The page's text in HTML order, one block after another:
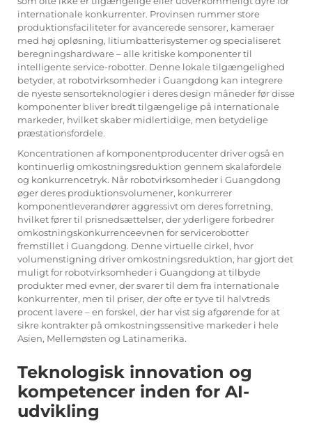
internationale konkurrenter. Provinsen rummer store
produktionsfaciliteter for avancerede sensorer, kameraer
med høj opløsning, litiumbatterisystemer og specialiseret
beregningshardware – alle kritiske komponenter til
intelligente service-robotter. Denne lokale tilgængelighed
betyder, at robotvirksomheder i Guangdong kan integrere
de nyeste sensorteknologier i deres design måneder før disse
komponenter bliver bredt tilgængelige på internationale
markeder, hvilket skaber midlertidige, men betydelige
præstationsfordele.
Koncentrationen af komponentproducenter driver også en
kontinuerlig omkostningsreduktion gennem skalafordele
og konkurrencetryk. Når robotvirksomheder i Guangdong
øger deres produktionsvolumener, konkurrerer
komponentleverandører aggressivt om deres forretning,
hvilket fører til prisnedsættelser, der yderligere forbedrer
omkostningskonkurrenceevnen for servicerobotter
fremstillet i Guangdong. Denne virtuelle cirkel, hvor
volumenstigning driver omkostningsreduktion, har gjort det
muligt for robotvirksomheder i Guangdong at tilbyde
produkter med evner, der svarer til dem fra internationale
konkurrenter, men til priser, der ofte er tyve til halvtreds
procent lavere – en forskel, der har vist sig afgørende for at
sikre kontrakter på omkostningssensitive markeder i hele
Asien, Mellemøsten og Latinamerika.
Teknologisk innovation og
kompetencer inden for AI-
udvikling